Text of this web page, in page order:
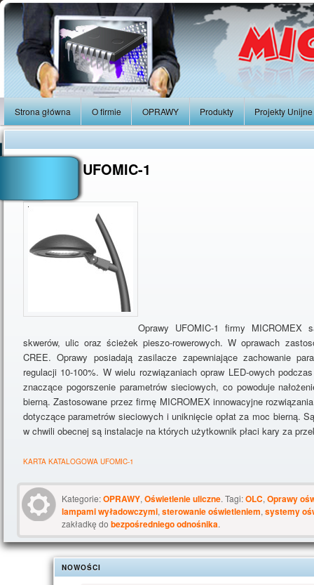
Strona główna O firmie OPRAWY Produkty Projekty Unijne
OPRAWA UFOMIC-1
Oprawy UFOMIC-1 firmy MICROMEX
skwerów, ulic oraz ścieżek pieszo-rowerowych. W oprawach
CREE. Oprawy posiadają zasilacze zapewniające zachowanie
regulacji 10-100%. W wielu rozwiązaniach opraw LED-owych
znaczące pogorszenie parametrów sieciowych, co powoduje
bierną. Zastosowane przez firmę MICROMEX innowacyjne
dotyczące parametrów sieciowych i uniknięcie opłat za moc bierną.
w chwili obecnej są instalacje na których użytkownik płaci kary za
KARTA KATALOGOWA UFOMIC-1
Kategorie:OPRAWY, Oświetlenie uliczne. Tagi:OLC, Oprawy
lampami wyładowczymi, sterowanie oświetleniem, systemy
zakładkę do bezpośredniego odnośnika.
NOWOŚCI